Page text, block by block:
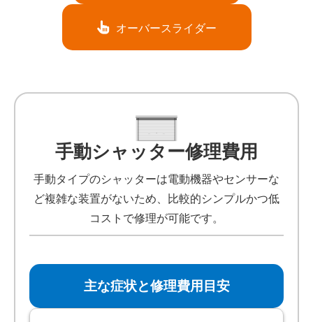
オーバースライダー
手動シャッター修理費用
手動タイプのシャッターは電動機器やセンサーな
ど複雑な装置がないため、比較的シンプルかつ低
コストで修理が可能です。
主な症状と修理費用目安